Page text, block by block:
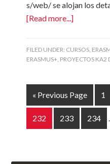
s/web/ se alojan los
[Read more...]
FILED UNDER: CURSOS,
ERASMUS+, PROYECTOS KA2
« Previous Page 1
232 233 234